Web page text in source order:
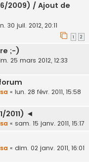
2009) / Ajout de
30 juil. 2012, 20:11
1 2
;-)
25 mars 2012, 12:33
« lun. 28 févr. 2011, 15:58
2011) ◄
« sam. 15 janv. 2011, 15:17
« dim. 02 janv. 2011, 16:01